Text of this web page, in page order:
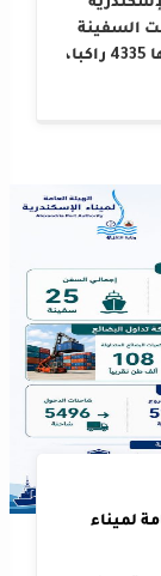
الإسكندرية
السفينة
على أرصفة محطة الركاب البحرية وعلى متنها 4335 راكبا،
لميناء